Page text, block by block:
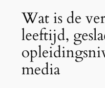
Wat is de
leeftijd,
media